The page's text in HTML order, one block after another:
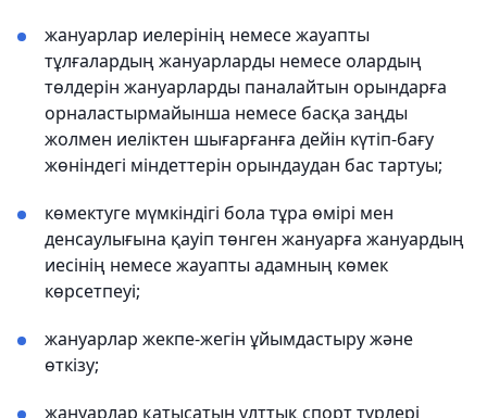
жануарлар иелерінің немесе жауапты
тұлғалардың жануарларды немесе олардың
төлдерін жануарларды паналайтын орындарға
орналастырмайынша немесе басқа заңды
жолмен иеліктен шығарғанға дейін күтіп-бағу
жөніндегі міндеттерін орындаудан бас тартуы;
көмектуге мүмкiндiгi бола тұра өмiрi мен
денсаулығына қауiп төнген жануарға жануардың
иесiнiң немесе жауапты адамның көмек
көрсетпеуі;
жануарлар жекпе-жегін ұйымдастыру және
өткізу;
жануарлар қатысатын ұлттық спорт түрлері